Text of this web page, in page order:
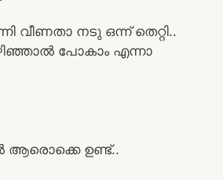
വീണതാ നടു ഒന്ന് തെറ്റി..
പോകാം എന്നാ
ആരൊക്കെ ഉണ്ട്‌..